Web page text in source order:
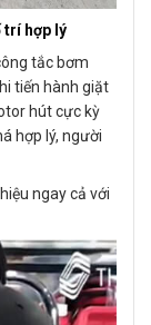
trí hợp lý
tắc bơm
tiến hành giặt
hút cực kỳ
hợp lý, người
ngay cả với